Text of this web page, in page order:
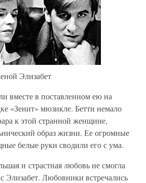
Элизабет
вместе в поставленном ею на
«Зенит» мюзикле. Бетти немало
к этой странной женщине,
образ жизни. Ее огромные
белые руки сводили его с ума.
и страстная любовь не смогла
Элизабет. Любовники встречались